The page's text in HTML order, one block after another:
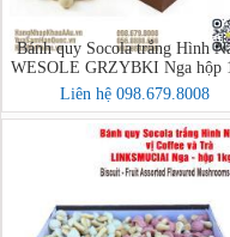
Bánh quy Socola trắng Hình
WESOLE GRZYBKI Nga hộp
Liên hệ 098.679.8008